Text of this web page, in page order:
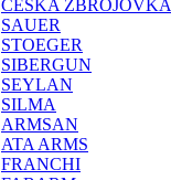
CESKA ZBROJOVKA
SAUER
STOEGER
SIBERGUN
SEYLAN
SILMA
ARMSAN
ATA ARMS
FRANCHI